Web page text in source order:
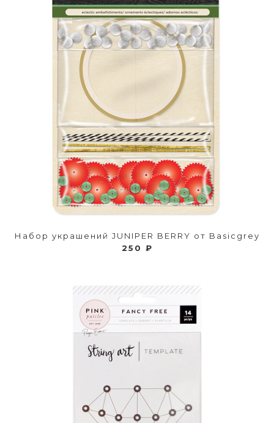
Набор украшений JUNIPER BERRY от Basicgrey
250 ₽